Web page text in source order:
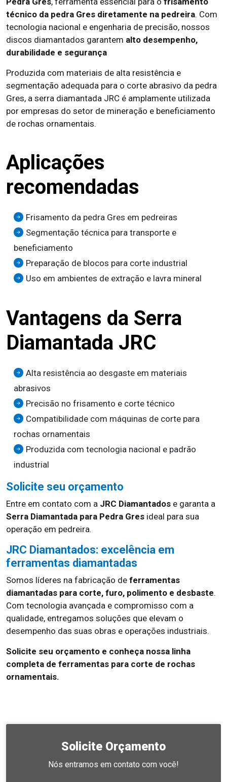
técnico da pedra Gres diretamente na pedreira. Com
tecnologia nacional e engenharia de precisão, nossos
discos diamantados garantem alto desempenho,
durabilidade e segurança
Produzida com materiais de alta resistência e
segmentação adequada para o corte abrasivo da pedra
Gres, a serra diamantada JRC é amplamente utilizada
por empresas do setor de mineração e beneficiamento
de rochas ornamentais.
Aplicações
recomendadas
Frisamento da pedra Gres em pedreiras
Segmentação técnica para transporte e
beneficiamento
Preparação de blocos para corte industrial
Uso em ambientes de extração e lavra mineral
Vantagens da Serra
Diamantada JRC
Alta resistência ao desgaste em materiais
abrasivos
Precisão no frisamento e corte técnico
Compatibilidade com máquinas de corte para
rochas ornamentais
Produzida com tecnologia nacional e padrão
industrial
Solicite seu orçamento
Entre em contato com a JRC Diamantados e garanta a
Serra Diamantada para Pedra Gres ideal para sua
operação em pedreira.
JRC Diamantados: excelência em
ferramentas diamantadas
Somos líderes na fabricação de ferramentas
diamantadas para corte, furo, polimento e desbaste.
Com tecnologia avançada e compromisso com a
qualidade, entregamos soluções que elevam o
desempenho das suas obras e operações industriais.
Solicite seu orçamento e conheça nossa linha
completa de ferramentas para corte de rochas
ornamentais.
Solicite Orçamento
Nós entramos em contato com você!